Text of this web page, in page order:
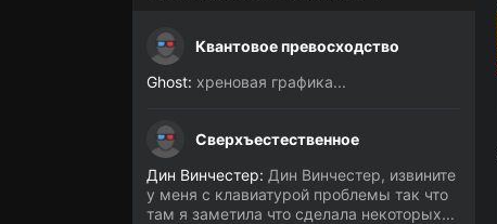
Квантовое превосходство
Ghost: хреновая графика...
Сверхъестественное
Дин Винчестер: Дин Винчестер, извините
у меня с клавиатурой проблемы так что
там я заметила что сделала некоторых...